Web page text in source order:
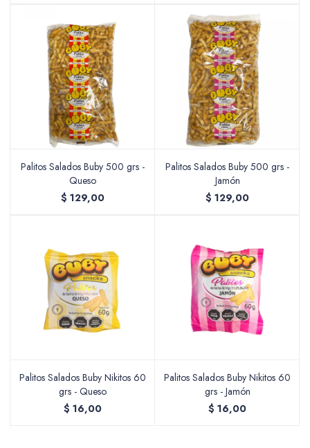
Palitos Salados Buby 500 grs -
Queso
$ 129,00
Palitos Salados Buby 500 grs -
Jamón
$ 129,00
Palitos Salados Buby Nikitos 60
grs - Queso
$ 16,00
Palitos Salados Buby Nikitos 60
grs - Jamón
$ 16,00